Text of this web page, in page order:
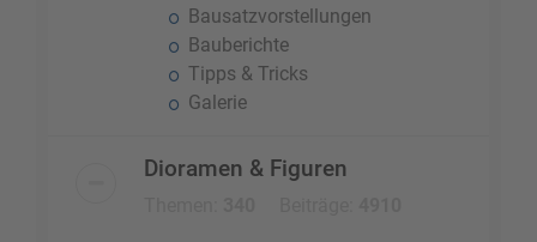
Bausatzvorstellungen
Bauberichte
Tipps & Tricks
Galerie
Dioramen & Figuren